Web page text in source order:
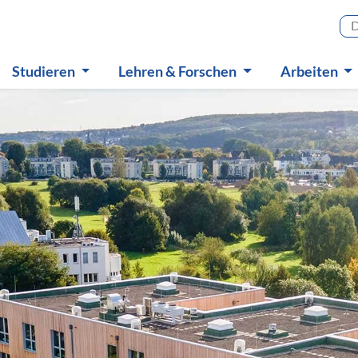
der
Studieren
Untermenü
Lehren & Forschen
Untermenü
Arbeiten